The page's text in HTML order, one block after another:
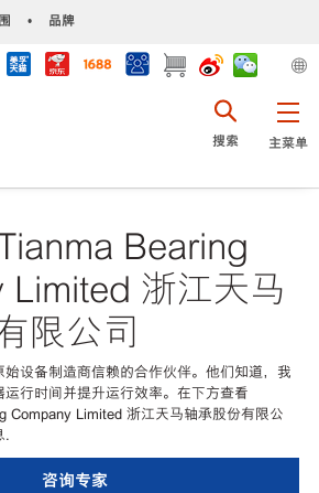
• 品牌
主菜单
搜索
Bearing
Limited 浙江天马
限公司
设备制造商信赖的合作伙伴。他们知道，我
行时间并提升运行效率。在下方查看
Company Limited 浙江天马轴承股份有限公
.
咨询专家